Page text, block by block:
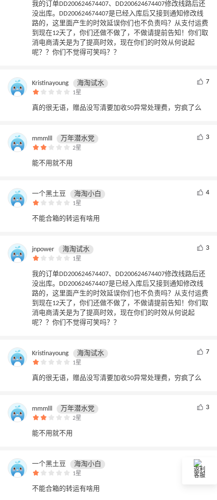
我的订单DD200624674407、DD200624674407修改线路后还
没出库。DD200624674407是已经入库后又接到通知修改线
路的，这里面产生的时效延误你们也不负责吗？从支付运费
到现在12天了，你们还做不做了，不做请提前告知！你们取
消电商清关是为了提高时效，现在你们的时效从何说起
呢？？你们不觉得可笑吗？？
Kristinayoung 海淘试水
1星
7
真的很无语，赠品没写清要加收50异常处理费，穷疯了么
mmmlll 万年潜水党
2星
3
能不用就不用
一个黑土豆 海淘小白
1星
4
不能合箱的转运有啥用
jnpower 海淘试水
1星
3
我的订单DD200624674407、DD200624674407修改线路后还
没出库。DD200624674407是已经入库后又接到通知修改线
路的，这里面产生的时效延误你们也不负责吗？从支付运费
到现在12天了，你们还做不做了，不做请提前告知！你们取
消电商清关是为了提高时效，现在你们的时效从何说起
呢？？你们不觉得可笑吗？？
Kristinayoung 海淘试水
1星
7
真的很无语，赠品没写清要加收50异常处理费，穷疯了么
mmmlll 万年潜水党
2星
3
能不用就不用
一个黑土豆 海淘小白
1星
不能合箱的转运有啥用
返利
客服